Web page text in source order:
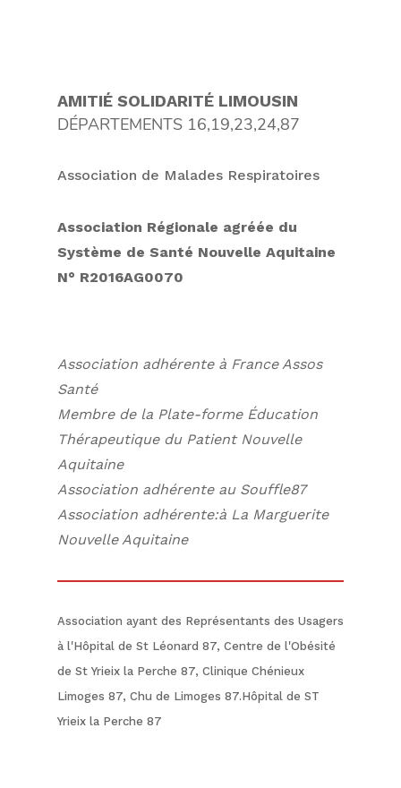
AMITIÉ SOLIDARITÉ LIMOUSIN
DÉPARTEMENTS 16,19,23,24,87
Association de Malades Respiratoires
Association Régionale agréée du
Système de Santé Nouvelle Aquitaine
N° R2016AG0070
Association adhérente à France Assos
Santé
Membre de la Plate-forme Éducation
Thérapeutique du Patient Nouvelle
Aquitaine
Association adhérente au Souffle87
Association adhérente:à La Marguerite
Nouvelle Aquitaine
Association ayant des Représentants des Usagers
à l'Hôpital de St Léonard 87, Centre de l'Obésité
de St Yrieix la Perche 87, Clinique Chénieux
Limoges 87, Chu de Limoges 87.Hôpital de ST
Yrieix la Perche 87